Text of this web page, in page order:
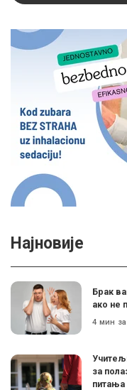
Најновије
Брак
ако не
4 мин
за
питања